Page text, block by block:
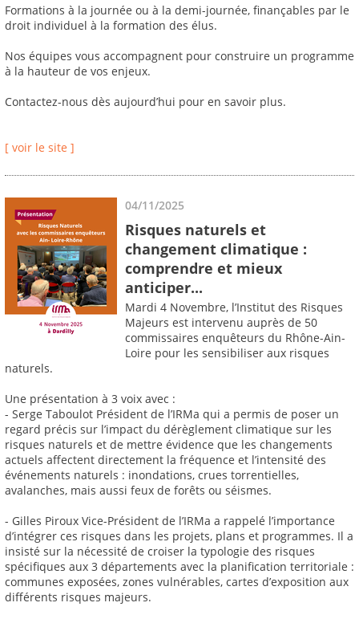
Formations à la journée ou à la demi-journée, finançables par le
droit individuel à la formation des élus.
Nos équipes vous accompagnent pour construire un programme
à la hauteur de vos enjeux.
Contactez-nous dès aujourd’hui pour en savoir plus.
[ voir le site ]
04/11/2025
Risques naturels et
changement climatique :
comprendre et mieux
anticiper...
Mardi 4 Novembre, l’Institut des Risques
Majeurs est intervenu auprès de 50
commissaires enquêteurs du Rhône-Ain-
Loire pour les sensibiliser aux risques
naturels.
Une présentation à 3 voix avec :
- Serge Taboulot Président de l’IRMa qui a permis de poser un
regard précis sur l’impact du dérèglement climatique sur les
risques naturels et de mettre évidence que les changements
actuels affectent directement la fréquence et l’intensité des
événements naturels : inondations, crues torrentielles,
avalanches, mais aussi feux de forêts ou séismes.
- Gilles Piroux Vice-Président de l’IRMa a rappelé l’importance
d’intégrer ces risques dans les projets, plans et programmes. Il a
insisté sur la nécessité de croiser la typologie des risques
spécifiques aux 3 départements avec la planification territoriale :
communes exposées, zones vulnérables, cartes d’exposition aux
différents risques majeurs.